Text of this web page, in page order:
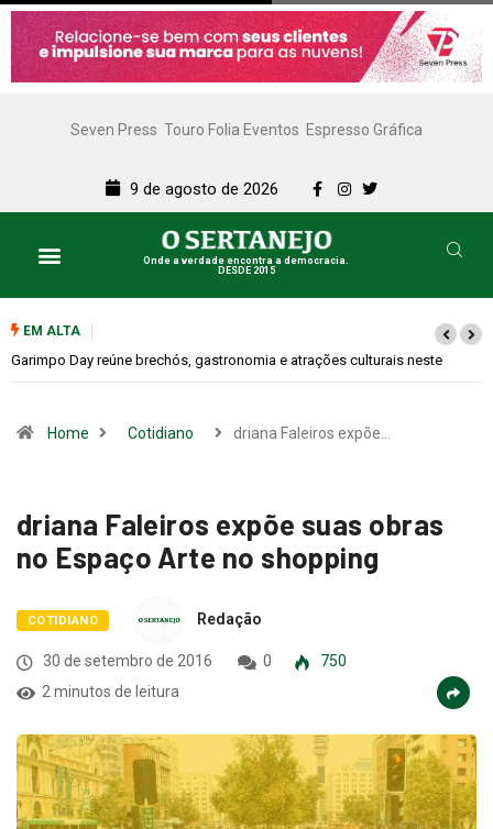
Seven Press Touro Folia Eventos Espresso Gráfica
9 de agosto de 2026
Onde a verdade encontra a democracia.
DESDE 2015
EM ALTA
Bugonia transforma paranoia e conspiração em um suspense imprevisível
Home Cotidiano driana Faleiros expõe…
driana Faleiros expõe suas obras
no Espaço Arte no shopping
COTIDIANO Redação
30 de setembro de 2016 0
750
2 minutos de leitura